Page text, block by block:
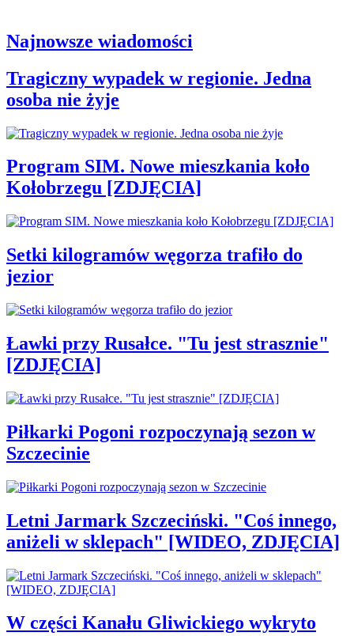
Najnowsze wiadomości
Tragiczny wypadek w regionie. Jedna
osoba nie żyje
Program SIM. Nowe mieszkania koło
Kołobrzegu [ZDJĘCIA]
Setki kilogramów węgorza trafiło do
jezior
Ławki przy Rusałce. "Tu jest strasznie"
[ZDJĘCIA]
Piłkarki Pogoni rozpoczynają sezon w
Szczecinie
Letni Jarmark Szczeciński. "Coś innego,
aniżeli w sklepach" [WIDEO, ZDJĘCIA]
W części Kanału Gliwickiego wykryto